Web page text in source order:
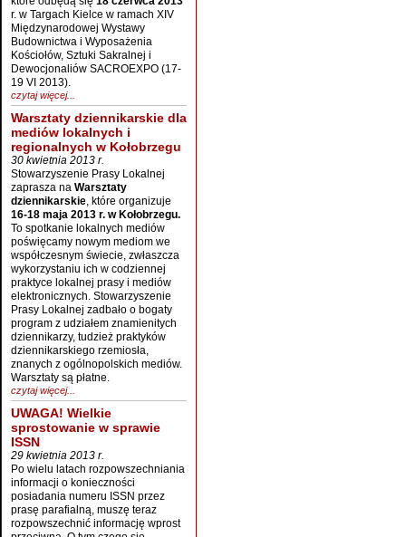
r. w Targach Kielce w ramach XIV
Międzynarodowej Wystawy
Budownictwa i Wyposażenia
Kościołów, Sztuki Sakralnej i
Dewocjonaliów SACROEXPO (17-
19 VI 2013).
czytaj więcej...
Warsztaty dziennikarskie dla
mediów lokalnych i
regionalnych w Kołobrzegu
30 kwietnia 2013 r.
Stowarzyszenie Prasy Lokalnej
zaprasza na Warsztaty
dziennikarskie, które organizuje
16-18 maja 2013 r. w Kołobrzegu.
To spotkanie lokalnych mediów
poświęcamy nowym mediom we
współczesnym świecie, zwłaszcza
wykorzystaniu ich w codziennej
praktyce lokalnej prasy i mediów
elektronicznych. Stowarzyszenie
Prasy Lokalnej zadbało o bogaty
program z udziałem znamienitych
dziennikarzy, tudzież praktyków
dziennikarskiego rzemiosła,
znanych z ogólnopolskich mediów.
Warsztaty są płatne.
czytaj więcej...
UWAGA! Wielkie
sprostowanie w sprawie
ISSN
29 kwietnia 2013 r.
Po wielu latach rozpowszechniania
informacji o konieczności
posiadania numeru ISSN przez
prasę parafialną, muszę teraz
rozpowszechnić informację wprost